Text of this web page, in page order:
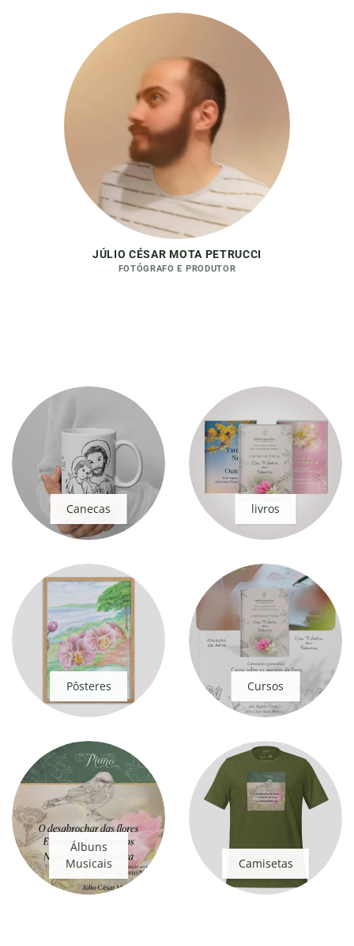
JÚLIO CÉSAR MOTA PETRUCCI
FOTÓGRAFO E PRODUTOR
Canecas livros
Pôsteres Cursos
Álbuns
Musicais
Camisetas